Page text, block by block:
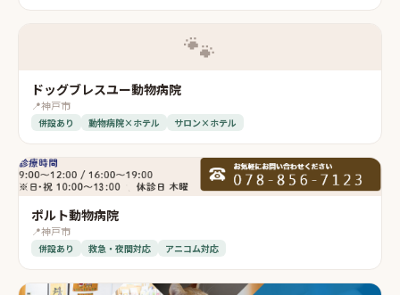
🐾
ドッグブレスユー動物病院
📍神戸市
併設あり 動物病院×ホテル サロン×ホテル
ポルト動物病院
📍神戸市
併設あり 救急・夜間対応 アニコム対応